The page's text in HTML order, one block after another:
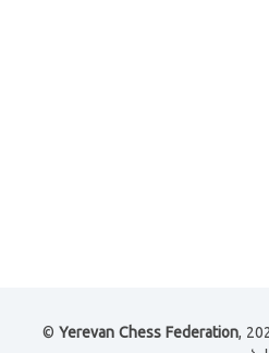
© Yerevan Chess Federation,